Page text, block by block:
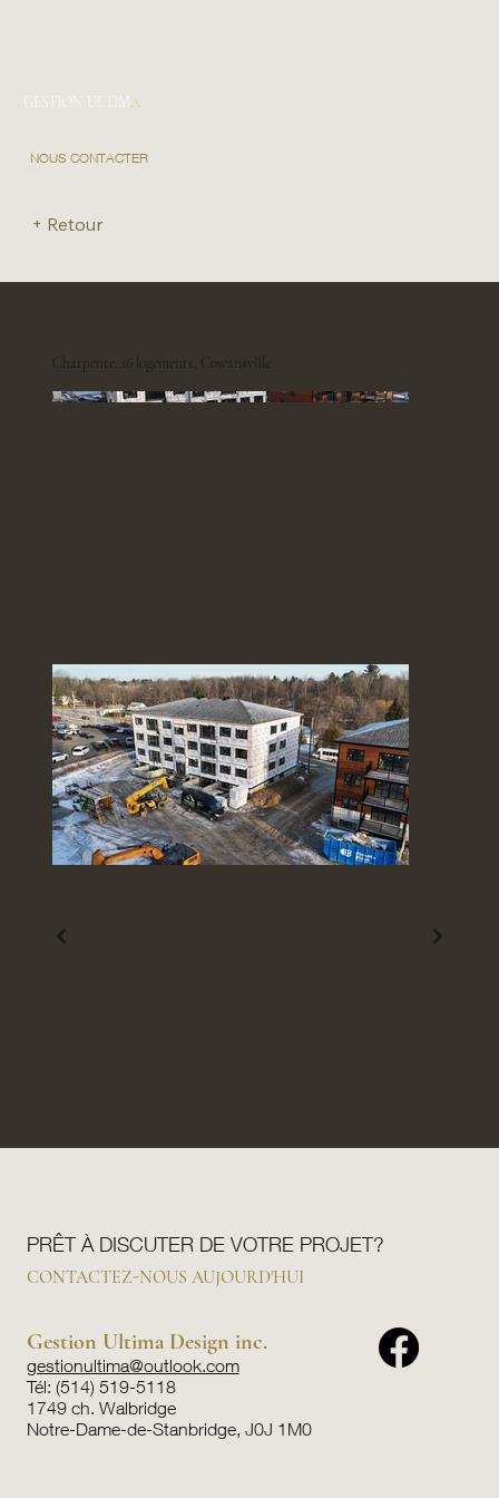
GESTION ULTIMA
NOUS CONTACTER
+ Retour
Charpente, 16 logements, Cowansville
PRÊT À DISCUTER DE VOTRE PROJET?
CONTACTEZ-NOUS AUJOURD'HUI
Gestion Ultima Design inc.
gestionultima@outlook.com
Tél: (514) 519-5118
1749 ch. Walbridge
Notre-Dame-de-Stanbridge, J0J 1M0